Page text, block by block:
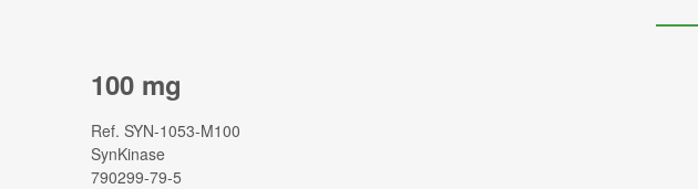
100 mg
Ref. SYN-1053-M100
SynKinase
790299-79-5